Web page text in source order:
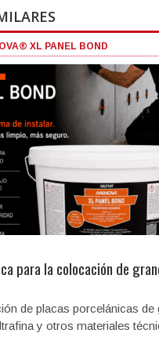
XL PANEL BOND
para la colocación de
de placas porcelánicas de
y otros materiales